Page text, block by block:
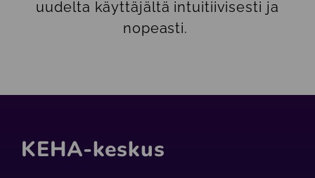
uudelta käyttäjältä intuitiivisesti ja
nopeasti.
KEHA-keskus